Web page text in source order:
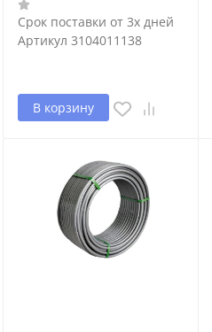
Срок поставки от 3х дней
Артикул 3104011138
В корзину